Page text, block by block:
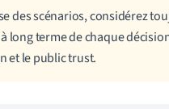
des scénarios, considérez
long terme de chaque
et le public trust.